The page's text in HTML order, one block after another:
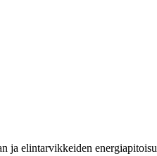
ja elintarvikkeiden